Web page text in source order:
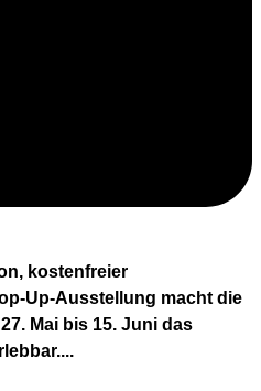
kostenfreier
Up-Ausstellung macht die
Mai bis 15. Juni das